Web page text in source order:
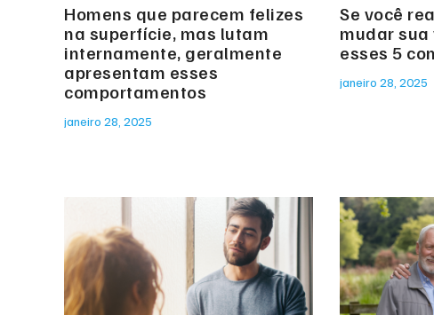
Homens que parecem felizes
na superfície, mas lutam
internamente, geralmente
apresentam esses
comportamentos
janeiro 28, 2025
Se você
mudar
esses 5
janeiro 28, 2025